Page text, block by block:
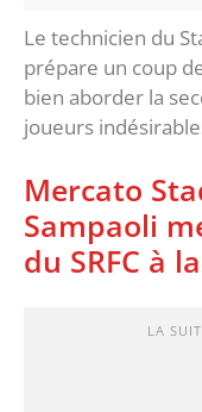
Le technicien du
prépare un coup
bien aborder la
joueurs
Mercato
Sampaoli
du SRFC à
LA